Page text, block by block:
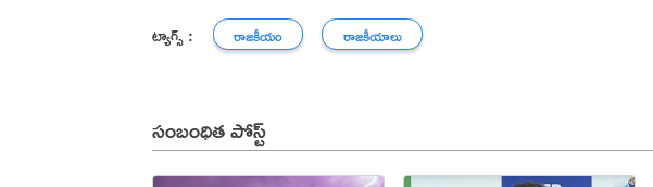
ట్యాగ్స్ : రాజకీయం రాజకీయాలు
సంబంధిత పోస్ట్